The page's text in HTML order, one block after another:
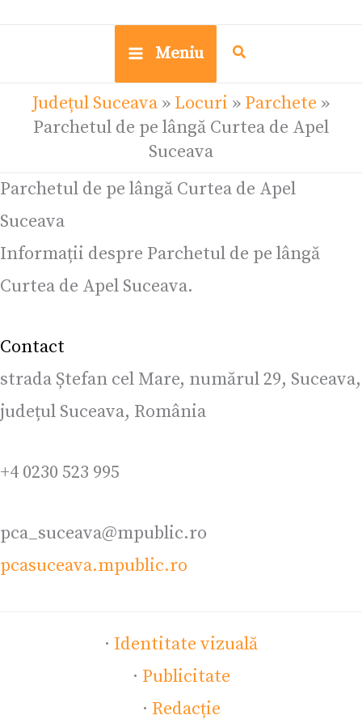
Meniu
Județul Suceava » Locuri » Parchete »
Parchetul de pe lângă Curtea de Apel
Suceava
Parchetul de pe lângă Curtea de Apel
Suceava
Informații despre Parchetul de pe lângă
Curtea de Apel Suceava.
Contact
strada Ștefan cel Mare, numărul 29, Suceava,
județul Suceava, România
+4 0230 523 995
pca_suceava@mpublic.ro
pcasuceava.mpublic.ro
· Identitate vizuală
· Publicitate
· Redacție